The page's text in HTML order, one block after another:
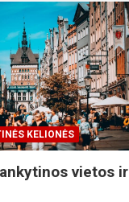
KELIONĖS
vietos ir